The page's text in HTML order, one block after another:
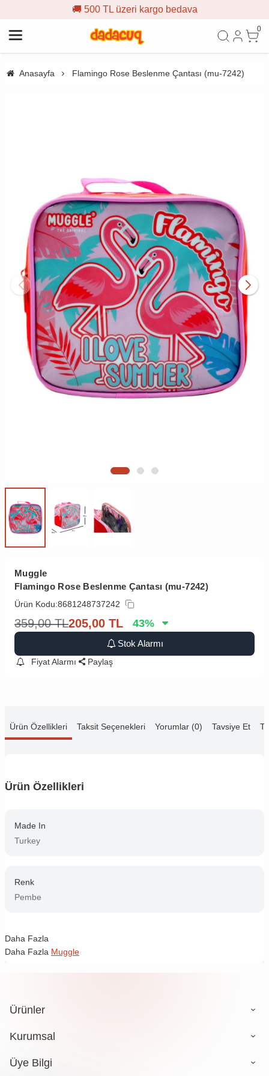
🚚 500 TL üzeri kargo bedava
0
Anasayfa Flamingo Rose Beslenme Çantası (mu-7242)
Muggle
Flamingo Rose Beslenme Çantası (mu-7242)
Ürün Kodu:8681248737242
359,00 TL205,00 TL 43%
Stok Alarmı
Fiyat Alarmı Paylaş
Ürün Özellikleri Taksit Seçenekleri Yorumlar (0) Tavsiye Et
Ürün Özellikleri
Made In
Turkey
Renk
Pembe
Daha Fazla
Daha Fazla Muggle
Ürünler
Kurumsal
Üye Bilgi